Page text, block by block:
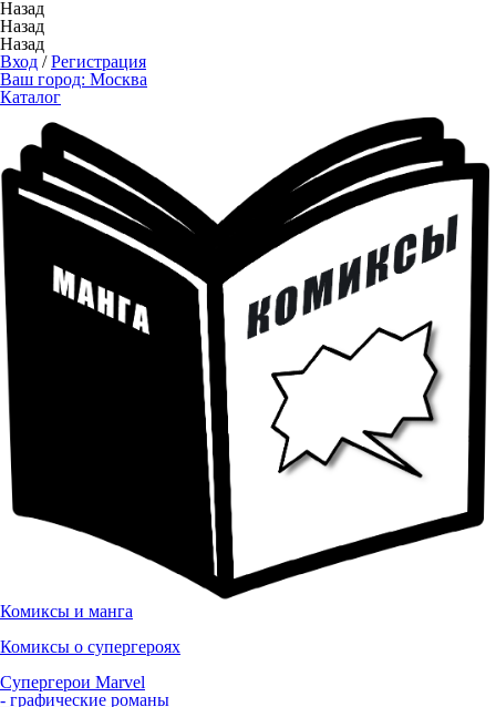
Назад
Назад
Назад
Вход /Регистрация
Ваш город: Москва
Каталог
Комиксы и манга
Комиксы о супергероях
Супергерои Marvel
- графические романы